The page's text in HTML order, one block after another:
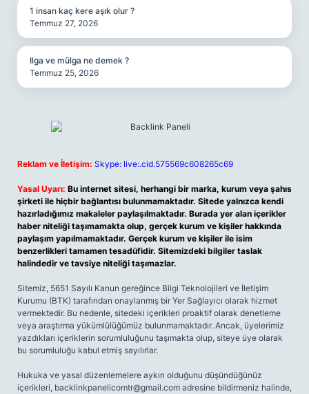
1 insan kaç kere aşık olur ?
Temmuz 27, 2026
Ilga ve mülga ne demek ?
Temmuz 25, 2026
Reklam ve İletişim: Skype: live:.cid.575569c608265c69
Yasal Uyarı: Bu internet sitesi, herhangi bir marka, kurum veya şahıs
şirketi ile hiçbir bağlantısı bulunmamaktadır. Sitede yalnızca kendi
hazırladığımız makaleler paylaşılmaktadır. Burada yer alan içerikler
haber niteliği taşımamakta olup, gerçek kurum ve kişiler hakkında
paylaşım yapılmamaktadır. Gerçek kurum ve kişiler ile isim
benzerlikleri tamamen tesadüfidir. Sitemizdeki bilgiler taslak
halindedir ve tavsiye niteliği taşımazlar.
Sitemiz, 5651 Sayılı Kanun gereğince Bilgi Teknolojileri ve İletişim
Kurumu (BTK) tarafından onaylanmış bir Yer Sağlayıcı olarak hizmet
vermektedir. Bu nedenle, sitedeki içerikleri proaktif olarak denetleme
veya araştırma yükümlülüğümüz bulunmamaktadır. Ancak, üyelerimiz
yazdıkları içeriklerin sorumluluğunu taşımakta olup, siteye üye olarak
bu sorumluluğu kabul etmiş sayılırlar.
Hukuka ve yasal düzenlemelere aykırı olduğunu düşündüğünüz
içerikleri, backlinkpanelicomtr@gmail.com adresine bildirmeniz halinde,